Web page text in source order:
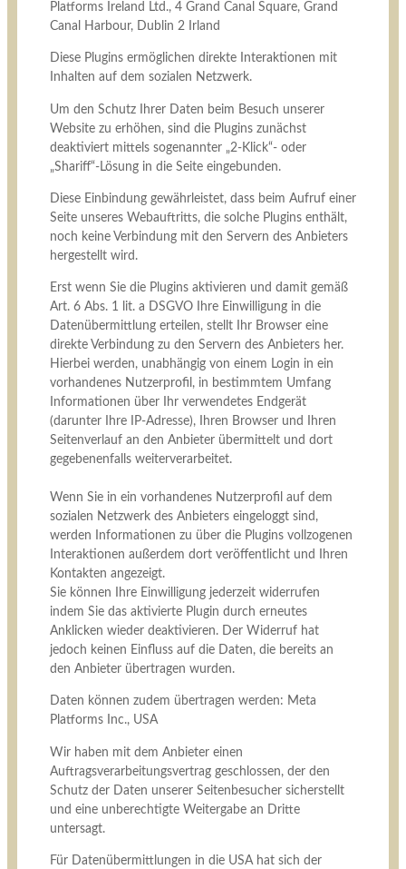
Platforms Ireland Ltd., 4 Grand Canal Square, Grand
Canal Harbour, Dublin 2 Irland
Diese Plugins ermöglichen direkte Interaktionen mit
Inhalten auf dem sozialen Netzwerk.
Um den Schutz Ihrer Daten beim Besuch unserer
Website zu erhöhen, sind die Plugins zunächst
deaktiviert mittels sogenannter „2-Klick“- oder
„Shariff“-Lösung in die Seite eingebunden.
Diese Einbindung gewährleistet, dass beim Aufruf einer
Seite unseres Webauftritts, die solche Plugins enthält,
noch keine Verbindung mit den Servern des Anbieters
hergestellt wird.
Erst wenn Sie die Plugins aktivieren und damit gemäß
Art. 6 Abs. 1 lit. a DSGVO Ihre Einwilligung in die
Datenübermittlung erteilen, stellt Ihr Browser eine
direkte Verbindung zu den Servern des Anbieters her.
Hierbei werden, unabhängig von einem Login in ein
vorhandenes Nutzerprofil, in bestimmtem Umfang
Informationen über Ihr verwendetes Endgerät
(darunter Ihre IP-Adresse), Ihren Browser und Ihren
Seitenverlauf an den Anbieter übermittelt und dort
gegebenenfalls weiterverarbeitet.
Wenn Sie in ein vorhandenes Nutzerprofil auf dem
sozialen Netzwerk des Anbieters eingeloggt sind,
werden Informationen zu über die Plugins vollzogenen
Interaktionen außerdem dort veröffentlicht und Ihren
Kontakten angezeigt.
Sie können Ihre Einwilligung jederzeit widerrufen
indem Sie das aktivierte Plugin durch erneutes
Anklicken wieder deaktivieren. Der Widerruf hat
jedoch keinen Einfluss auf die Daten, die bereits an
den Anbieter übertragen wurden.
Daten können zudem übertragen werden: Meta
Platforms Inc., USA
Wir haben mit dem Anbieter einen
Auftragsverarbeitungsvertrag geschlossen, der den
Schutz der Daten unserer Seitenbesucher sicherstellt
und eine unberechtigte Weitergabe an Dritte
untersagt.
Für Datenübermittlungen in die USA hat sich der